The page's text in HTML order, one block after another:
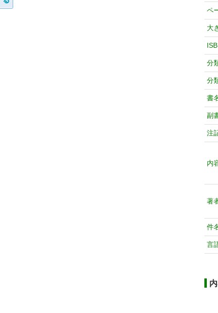
ペ
大
分
分
書
副
注
内
著
件
言